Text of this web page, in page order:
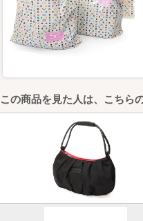
この商品を見た人は、こちら